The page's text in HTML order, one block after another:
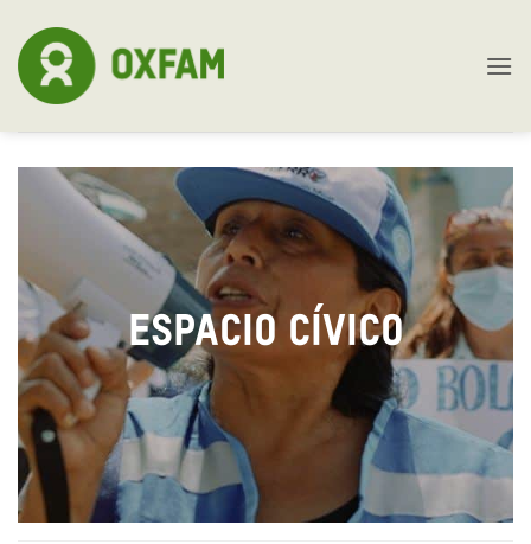
content
Espacio Cívico